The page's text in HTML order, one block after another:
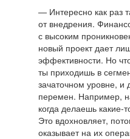
— Интересно как раз
от внедрения.
с высоким
новый проект дает
эффективности. Но
ты приходишь в
зачаточном уровне,
перемен. Например,
когда делаешь
Это вдохновляет,
оказывает на их